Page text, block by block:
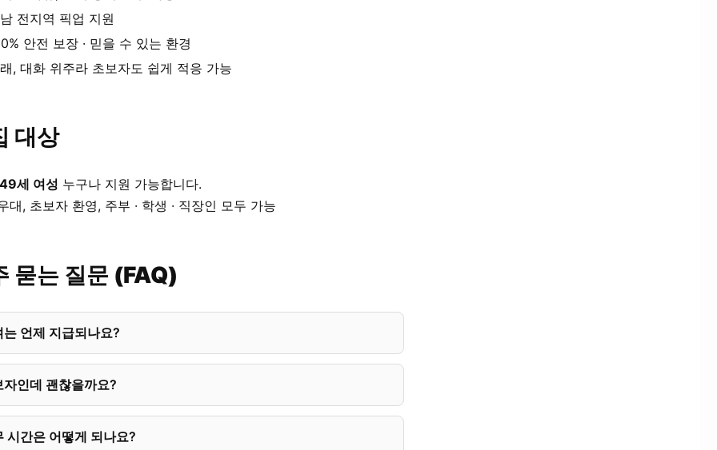
전지역 픽업 지원
안전 보장 · 믿을 수 있는 환경
, 대화 위주라 초보자도 쉽게 적응 가능
대상
세 여성 누구나 지원 가능합니다.
대, 초보자 환영, 주부 · 학생 · 직장인 모두 가능
묻는 질문 (FAQ)
는 언제 지급되나요?
자인데 괜찮을까요?
시간은 어떻게 되나요?